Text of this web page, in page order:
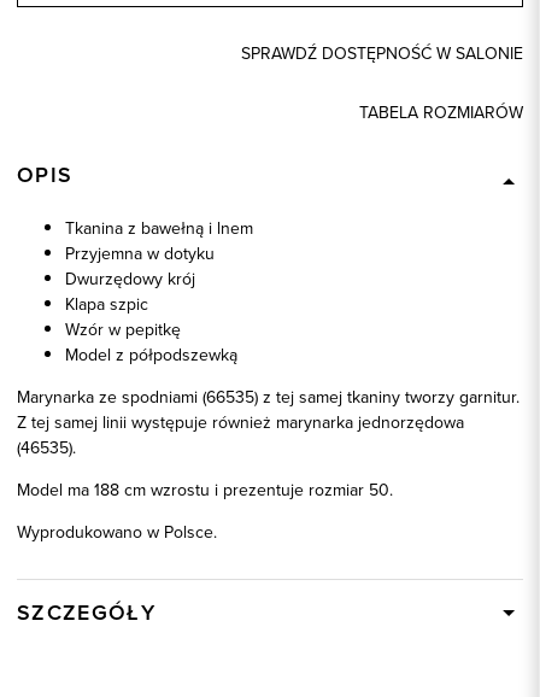
SPRAWDŹ DOSTĘPNOŚĆ W SALONIE
TABELA ROZMIARÓW
OPIS
Tkanina z bawełną i lnem
Przyjemna w dotyku
Dwurzędowy krój
Klapa szpic
Wzór w pepitkę
Model z półpodszewką
Marynarka ze spodniami (66535) z tej samej tkaniny tworzy garnitur.
Z tej samej linii występuje również marynarka jednorzędowa
(46535).
Model ma 188 cm wzrostu i prezentuje rozmiar 50.
Wyprodukowano w Polsce.
SZCZEGÓŁY